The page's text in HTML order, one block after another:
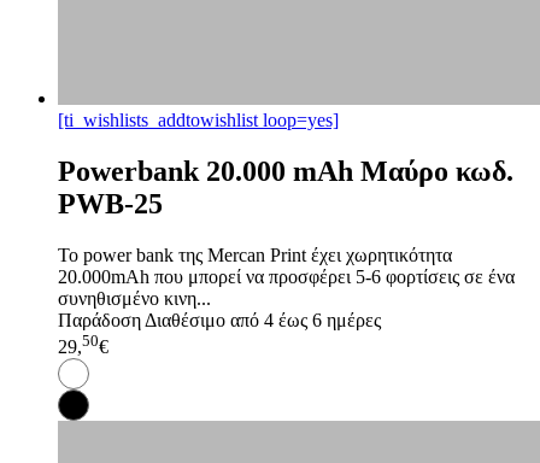
[ti_wishlists_addtowishlist loop=yes]
Powerbank 20.000 mAh Μαύρο κωδ.
PWB-25
Το power bank της Mercan Print έχει χωρητικότητα
20.000mAh που μπορεί να προσφέρει 5-6 φορτίσεις σε ένα
συνηθισμένο κινη...
Παράδοση Διαθέσιμο από 4 έως 6 ημέρες
29,50€